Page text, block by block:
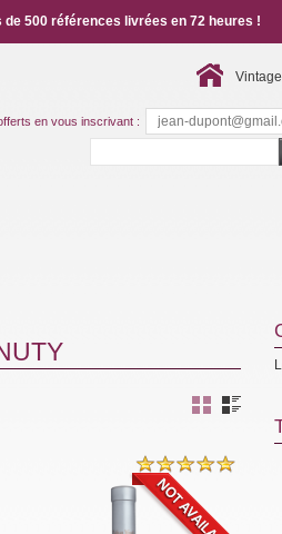
500 références livrées en 72 heures !
en vous inscrivant :